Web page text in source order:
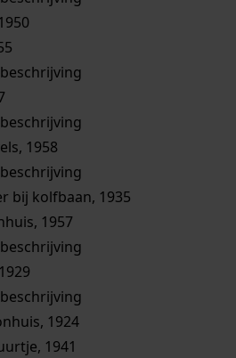
1958
bij kolfbaan, 1935
1957
1924
1941